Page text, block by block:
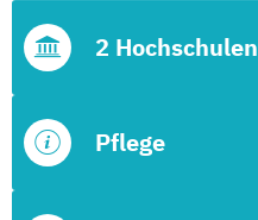
Pflege
2 Hochschulen